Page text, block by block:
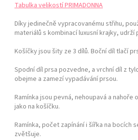
Tabulka velikostí PRIMADONNA
Díky jedinečně vypracovanému střihu,
materiálů s kombinací luxusní krajky, udrží
Košíčky jsou šity ze 3 dílů. Boční díl tlačí
Spodní díl prsa pozvedne, a vrchní díl z
obejme a zamezí vypadávání prsou.
Ramínka jsou pevná, nehoupavá a nahoře
jako na košíčku.
Ramínka, počet zapínání i šířka na bocích
zvětšuje.